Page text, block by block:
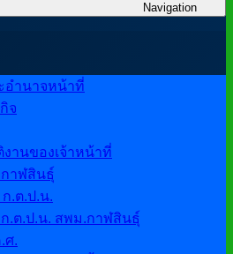
Navigation
อำนาจหน้าที่
จ
านของเจ้าหน้าที่
าฬสินธุ์
ก.ต.ป.น.
ก.ต.ป.น. สพม.กาฬสินธุ์
ศ.